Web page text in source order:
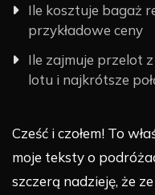
Ile kosztuje bagaż
przykładowe ceny
Ile zajmuje przelot
lotu i najkrótsze
Cześć i czołem! To
moje teksty o
szczerą nadzieję, że